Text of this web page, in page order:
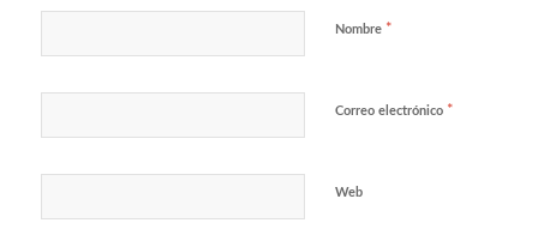
Nombre *
Correo electrónico *
Web